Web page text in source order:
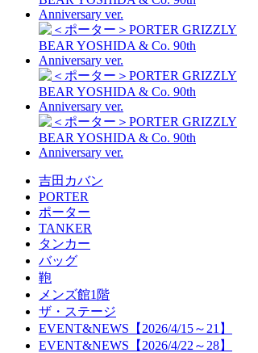
吉田カバン
PORTER
ポーター
TANKER
タンカー
バッグ
鞄
メンズ館1階
ザ・ステージ
EVENT&NEWS【2026/4/15～21】
EVENT&NEWS【2026/4/22～28】